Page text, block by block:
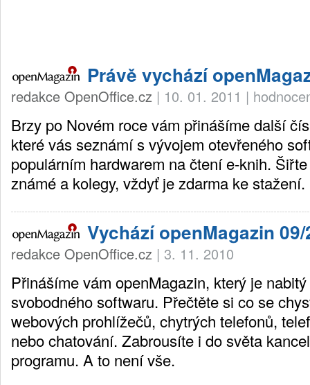
Právě vychází
redakce OpenOffice.cz | 10. 01. 2011 |
Brzy po Novém roce vám přinášíme další
které vás seznámí s vývojem otevřeného
populárním hardwarem na čtení e-knih.
známé a kolegy, vždyť je zdarma ke stažení.
Vychází openMagazin 09/
redakce OpenOffice.cz | 3. 11. 2010
Přinášíme vám openMagazin, který je
svobodného softwaru. Přečtěte si co se
webových prohlížečů, chytrých telefonů,
nebo chatování. Zabrousíte i do světa
programu. A to není vše.